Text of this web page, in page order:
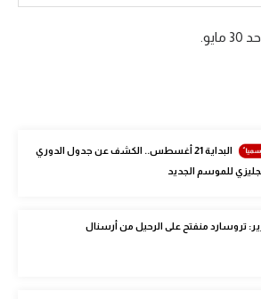
البداية 21 أغسطس.. الكشف عن جدول الدوري
للموسم الجديد
تروسارد منفتح على الرحيل من أرسنال